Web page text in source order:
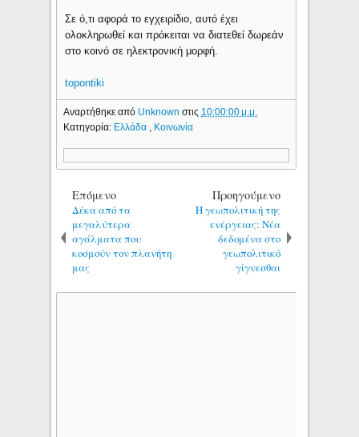
Σε ό,τι αφορά το εγχειρίδιο, αυτό έχει
ολοκληρωθεί και πρόκειται να διατεθεί δωρεάν
στο κοινό σε ηλεκτρονική μορφή.
topontiki
Αναρτήθηκε από Unknownστις 10:00:00 μ.μ.
Κατηγορία: Ελλάδα , Κοινωνία
Επόμενο
Δέκα από τα
μεγαλύτερα
αγάλματα που
κοσμούν τον πλανήτη
μας
Προηγούμενο
Η γεωπολιτική της
ενέργειας: Νέα
δεδομένα στο
γεωπολιτικό
γίγνεσθαι